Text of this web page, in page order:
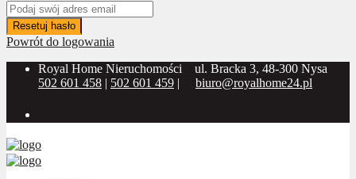
Resetuj hasło
Powrót do logowania
Royal Home Nieruchomości
ul. Bracka 3, 48-300 Nysa
502 601 458 | 502 601 459 | biuro@royalhome24.pl